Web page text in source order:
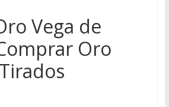
Vega de
Oro